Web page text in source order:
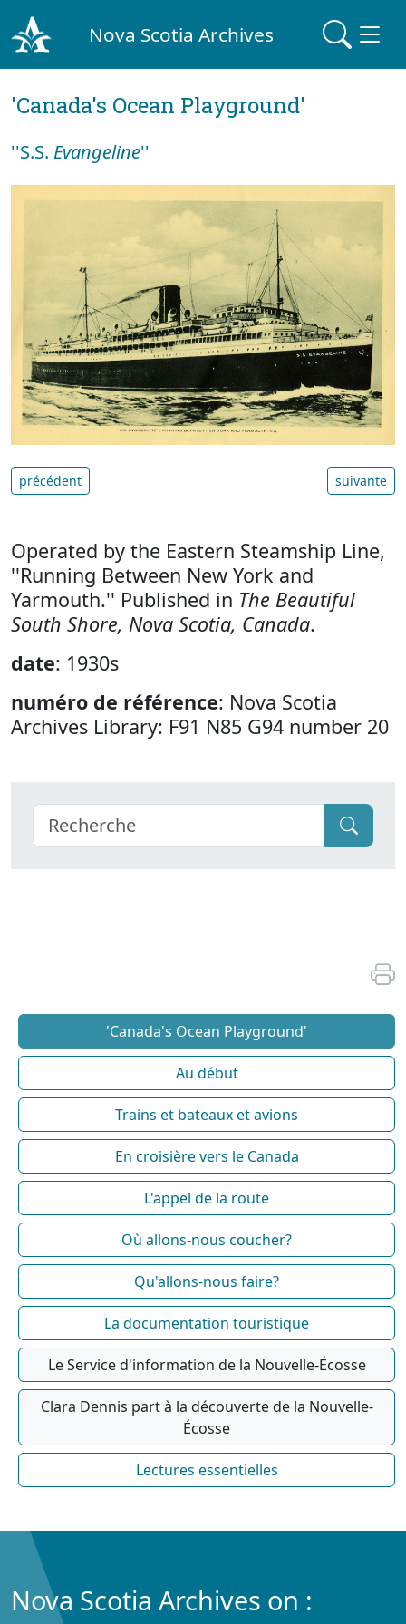
Nova Scotia Archives
'Canada's Ocean Playground'
''S.S. Evangeline''
précédent suivante
Operated by the Eastern Steamship Line,
''Running Between New York and
Yarmouth.'' Published in The Beautiful
South Shore, Nova Scotia, Canada.
date: 1930s
numéro de référence: Nova Scotia
Archives Library: F91 N85 G94 number 20
'Canada's Ocean Playground'
Au début
Trains et bateaux et avions
En croisière vers le Canada
L'appel de la route
Où allons-nous coucher?
Qu'allons-nous faire?
La documentation touristique
Le Service d'information de la Nouvelle-Écosse
Clara Dennis part à la découverte de la Nouvelle-
Écosse
Lectures essentielles
Nova Scotia Archives on :